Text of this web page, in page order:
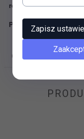
rozmiar 420x297 mm
Papier ryżowy ITD
OPINIE KLIENTÓW